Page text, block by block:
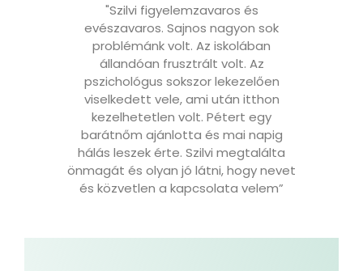
"Szilvi figyelemzavaros és
evészavaros. Sajnos nagyon sok
problémánk volt. Az iskolában
állandóan frusztrált volt. Az
pszichológus sokszor lekezelően
viselkedett vele, ami után itthon
kezelhetetlen volt. Pétert egy
barátnőm ajánlotta és mai napig
hálás leszek érte. Szilvi megtalálta
önmagát és olyan jó látni, hogy nevet
és közvetlen a kapcsolata velem”